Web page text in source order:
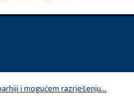
i mogućem razrješenju...